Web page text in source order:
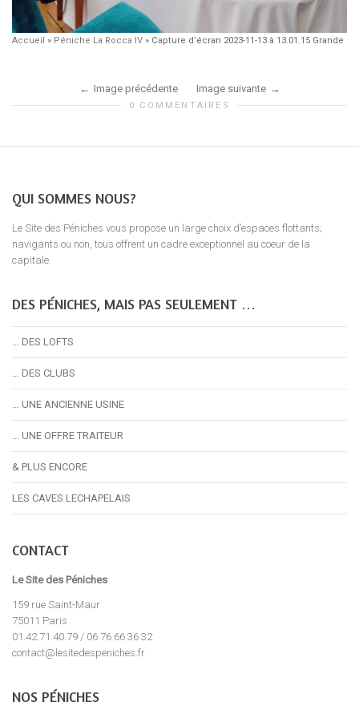
Accueil » Péniche La Rocca IV » Capture d’écran 2023-11-13 à 13.01.15 Grande
Image précédente Image suivante
0 COMMENTAIRES
QUI SOMMES NOUS?
Le Site des Péniches vous propose un large choix d’espaces flottants;
navigants ou non, tous offrent un cadre exceptionnel au coeur de la
capitale.
DES PÉNICHES, MAIS PAS SEULEMENT …
… DES LOFTS
… DES CLUBS
… UNE ANCIENNE USINE
… UNE OFFRE TRAITEUR
& PLUS ENCORE
LES CAVES LECHAPELAIS
CONTACT
Le Site des Péniches
159 rue Saint-Maur
75011 Paris
01.42.71.40.79 / 06 76 66 36 32
contact@lesitedespeniches.fr
NOS PÉNICHES